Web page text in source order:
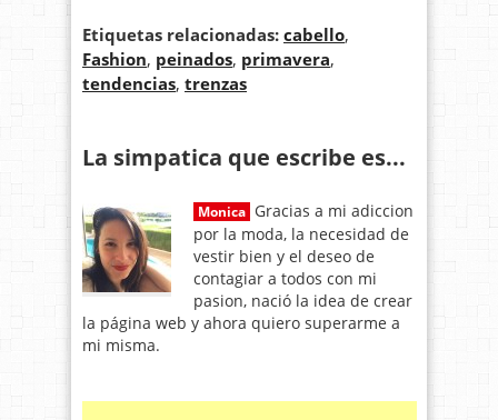
Etiquetas relacionadas: cabello,
Fashion, peinados, primavera,
tendencias, trenzas
La simpatica que escribe es...
Monica Gracias a mi adiccion
por la moda, la necesidad de
vestir bien y el deseo de
contagiar a todos con mi
pasion, nació la idea de crear
la página web y ahora quiero superarme a
mi misma.